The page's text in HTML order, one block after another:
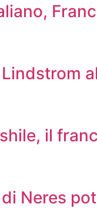
il
Neres